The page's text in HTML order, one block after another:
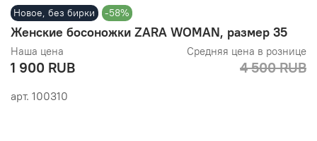
Новое, без бирки -58%
арт. 100310
Женские босоножки ZARA WOMAN, размер 35
Наша цена
1 900 RUB
Средняя цена в рознице
4 500 RUB